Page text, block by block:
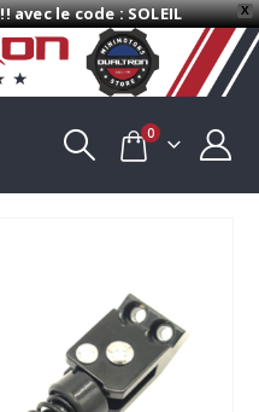
X
le code : SOLEIL
0